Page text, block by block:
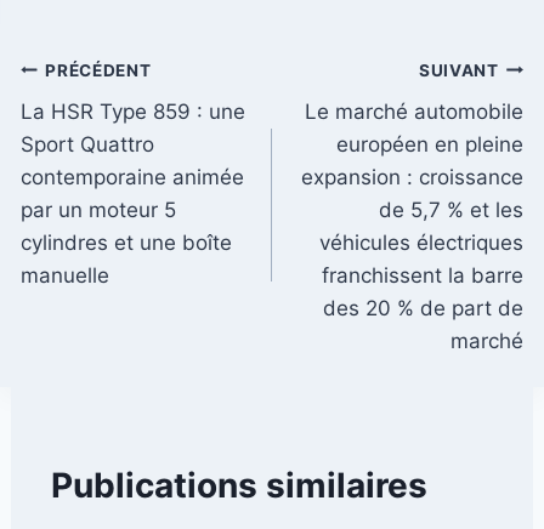
Navigation
de
l’article
PRÉCÉDENT
La HSR Type 859 : une
Sport Quattro
contemporaine animée
par un moteur 5
cylindres et une boîte
manuelle
SUIVANT
Le marché automobile
européen en pleine
expansion : croissance
de 5,7 % et les
véhicules électriques
franchissent la barre
des 20 % de part de
marché
Publications similaires